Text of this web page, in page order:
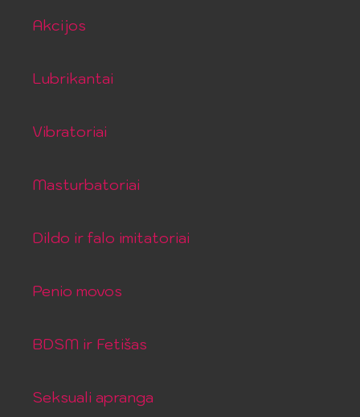
Akcijos
Lubrikantai
Vibratoriai
Masturbatoriai
Dildo ir falo imitatoriai
Penio movos
BDSM ir Fetišas
Seksuali apranga